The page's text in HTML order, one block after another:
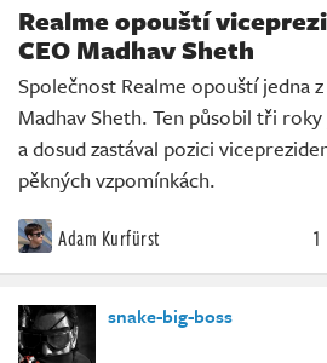
Realme opouští
CEO Madhav Sheth
Společnost Realme opouští jedna
Madhav Sheth. Ten působil tři
a dosud zastával pozici
pěkných vzpomínkách.
Adam Kurfürst
snake-big-boss